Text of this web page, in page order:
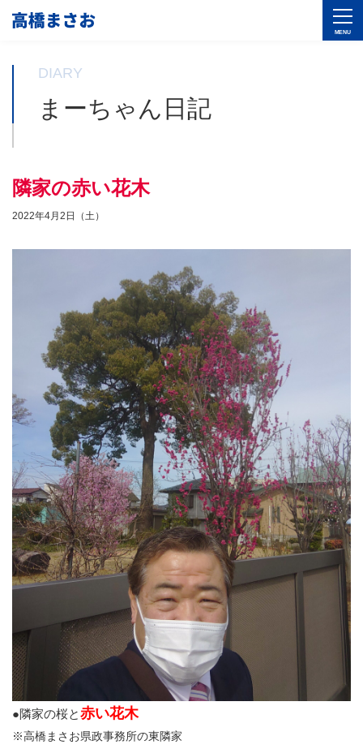
DIARY
まーちゃん日記
隣家の赤い花木
2022年4月2日（土）
●隣家の桜と赤い花木
※高橋まさお県政事務所の東隣家